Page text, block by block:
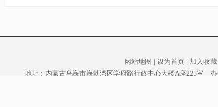
网站地图 设为首页
加入收藏
地址：内蒙古乌海市海勃湾区学府路行政中心大楼A座225室 办